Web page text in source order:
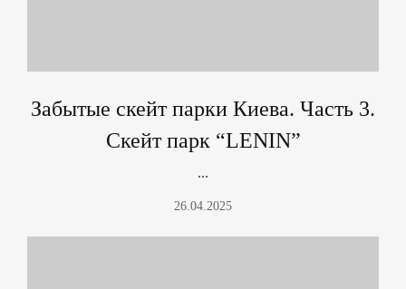
Забытые скейт парки Киева. Часть 3.
Скейт парк “LENIN”
...
26.04.2025